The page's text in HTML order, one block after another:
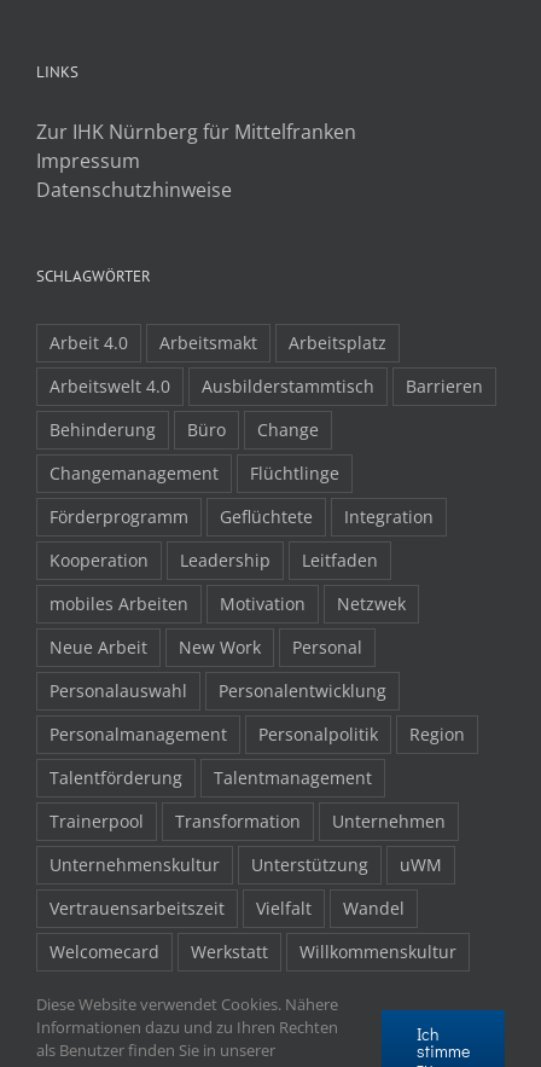
LINKS
Zur IHK Nürnberg für Mittelfranken
Impressum
Datenschutzhinweise
SCHLAGWÖRTER
Arbeit 4.0 Arbeitsmakt
Arbeitsplatz
Arbeitswelt 4.0
Ausbilderstammtisch
Barrieren
Behinderung
Büro
Change
Changemanagement
Flüchtlinge
Förderprogramm
Geflüchtete
Integration
Kooperation
Leadership
Leitfaden
mobiles Arbeiten
Motivation
Netzwek
Neue Arbeit
New Work
Personal
Personalauswahl
Personalentwicklung
Personalmanagement
Personalpolitik
Region
Talentförderung
Talentmanagement
Trainerpool
Transformation
Unternehmen
Unternehmenskultur
Unterstützung
uWM
Vertrauensarbeitszeit
Vielfalt
Wandel
Welcomecard
Werkstatt
Willkommenskultur
Willkommenspaket
Work-Life-Balance
Diese Website verwendet Cookies. Nähere
Informationen dazu und zu Ihren Rechten
als Benutzer finden Sie in unserer
Ich
stimme